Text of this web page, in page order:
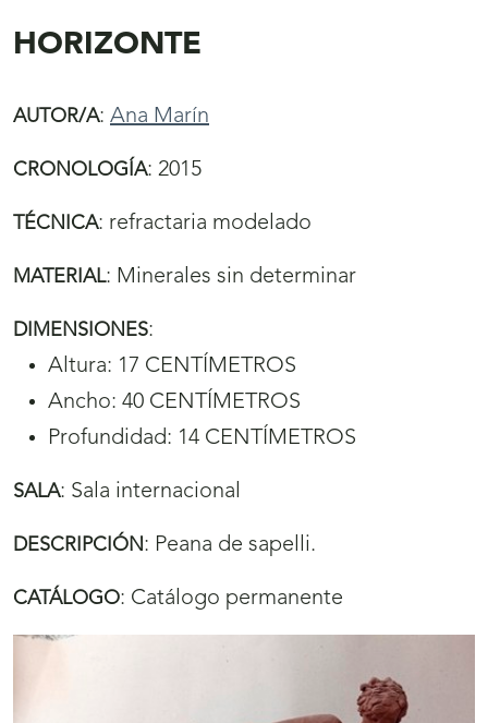
HORIZONTE
AUTOR/A: Ana Marín
CRONOLOGÍA: 2015
TÉCNICA: refractaria modelado
MATERIAL: Minerales sin determinar
DIMENSIONES:
Altura: 17 CENTÍMETROS
Ancho: 40 CENTÍMETROS
Profundidad: 14 CENTÍMETROS
SALA: Sala internacional
DESCRIPCIÓN: Peana de sapelli.
CATÁLOGO: Catálogo permanente